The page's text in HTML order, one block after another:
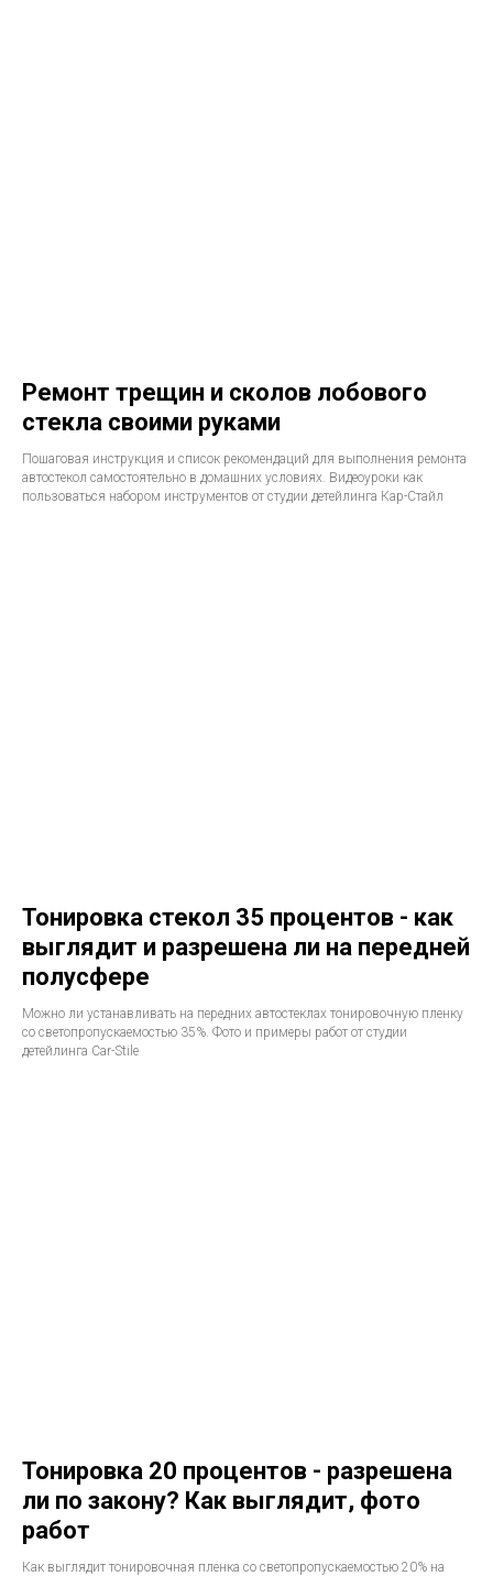
Ремонт трещин и сколов лобового
стекла своими руками
Пошаговая инструкция и список рекомендаций для выполнения ремонта
автостекол самостоятельно в домашних условиях. Видеоуроки как
пользоваться набором инструментов от студии детейлинга Кар-Стайл
Тонировка стекол 35 процентов - как
выглядит и разрешена ли на передней
полусфере
Можно ли устанавливать на передних автостеклах тонировочную пленку
со светопропускаемостью 35%. Фото и примеры работ от студии
детейлинга Car-Stile
Тонировка 20 процентов - разрешена
ли по закону? Как выглядит, фото
работ
Как выглядит тонировочная пленка со светопропускаемостью 20% на